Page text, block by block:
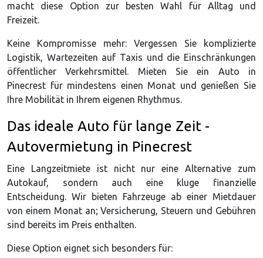
macht diese Option zur besten Wahl für Alltag und
Freizeit.
Keine Kompromisse mehr: Vergessen Sie komplizierte
Logistik, Wartezeiten auf Taxis und die Einschränkungen
öffentlicher Verkehrsmittel. Mieten Sie ein Auto in
Pinecrest für mindestens einen Monat und genießen Sie
Ihre Mobilität in Ihrem eigenen Rhythmus.
Das ideale Auto für lange Zeit -
Autovermietung in Pinecrest
Eine Langzeitmiete ist nicht nur eine Alternative zum
Autokauf, sondern auch eine kluge finanzielle
Entscheidung. Wir bieten Fahrzeuge ab einer Mietdauer
von einem Monat an; Versicherung, Steuern und Gebühren
sind bereits im Preis enthalten.
Diese Option eignet sich besonders für: